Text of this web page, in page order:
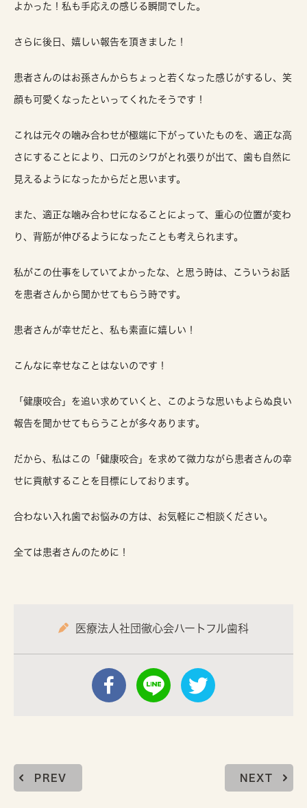
よかった！私も手応えの感じる瞬間でした。
さらに後日、嬉しい報告を頂きました！
患者さんのはお孫さんからちょっと若くなった感じがするし、笑
顔も可愛くなったといってくれたそうです！
これは元々の噛み合わせが極端に下がっていたものを、適正な高
さにすることにより、口元のシワがとれ張りが出て、歯も自然に
見えるようになったからだと思います。
また、適正な噛み合わせになることによって、重心の位置が変わ
り、背筋が伸びるようになったことも考えられます。
私がこの仕事をしていてよかったな、と思う時は、こういうお話
を患者さんから聞かせてもらう時です。
患者さんが幸せだと、私も素直に嬉しい！
こんなに幸せなことはないのです！
「健康咬合」を追い求めていくと、このような思いもよらぬ良い
報告を聞かせてもらうことが多々あります。
だから、私はこの「健康咬合」を求めて微力ながら患者さんの幸
せに貢献することを目標にしております。
合わない入れ歯でお悩みの方は、お気軽にご相談ください。
全ては患者さんのために！
医療法人社団徹心会ハートフル歯科
PREV NEXT